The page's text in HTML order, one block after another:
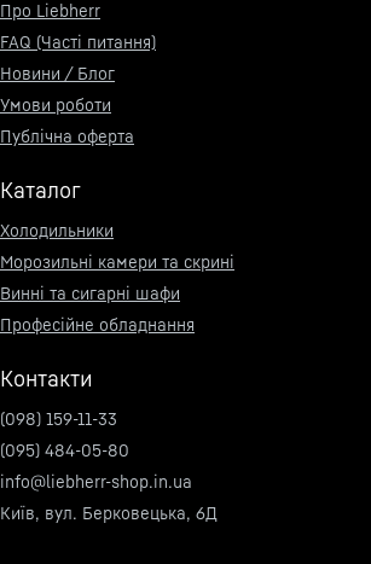
Про Liebherr
FAQ (Часті питання)
Новини / Блог
Умови роботи
Публічна оферта
Каталог
Холодильники
Морозильні камери та скрині
Винні та сигарні шафи
Професійне обладнання
Контакти
(098) 159-11-33
(095) 484-05-80
info@liebherr-shop.in.ua
Київ, вул. Берковецька, 6Д